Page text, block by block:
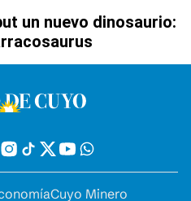
un nuevo dinosaurio:
Cuyo Minero